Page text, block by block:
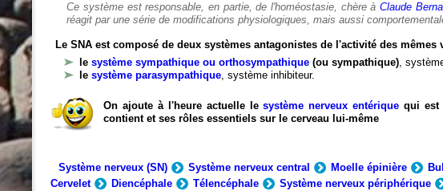
Ce système est responsable, en partie, de l'homéostasie, chère àClaude
réagit par une série de modifications physiologiques, mais aussi
Le SNA est composé de deux systèmes antagonistes de l'activité des mêmes
lesystème sympathique ou orthosympathique (ou sympathique),
lesystème parasympathique, système inhibiteur.
On ajoute à l'heure actuelle lesystème nerveux entérique qui est
contient et ses rôles essentiels sur le cerveau lui-même
Système nerveux (SN) Système nerveux central Moelle épinière
Cervelet
Diencéphale Télencéphale Système nerveux périphérique